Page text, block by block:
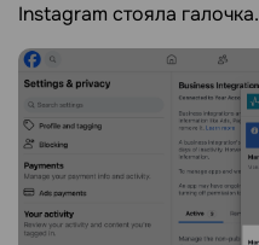
Instagram стояла галочка.